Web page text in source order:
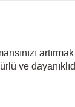
ve